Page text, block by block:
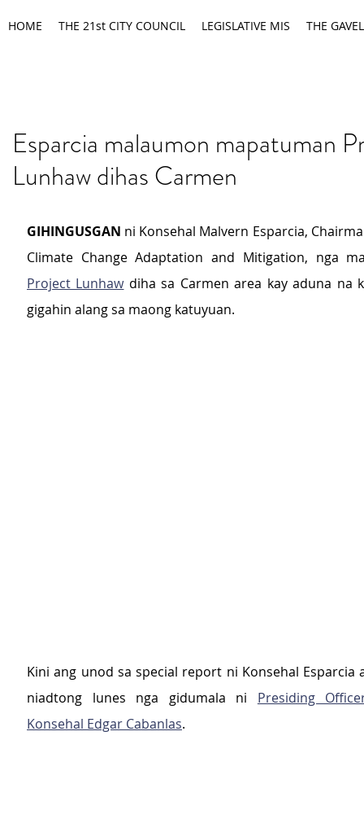
HOME THE 21st CITY COUNCIL LEGISLATIVE MIS THE GAVEL
Esparcia malaumon mapatuman
Lunhaw dihas Carmen
GIHINGUSGAN ni Konsehal Malvern Esparcia,
Project Lunhaw diha sa Carmen area kay aduna na
gigahin alang sa maong katuyuan.
Kini ang unod sa special report ni Konsehal Esparcia
niadtong lunes nga gidumala ni Presiding
Konsehal Edgar Cabanlas.